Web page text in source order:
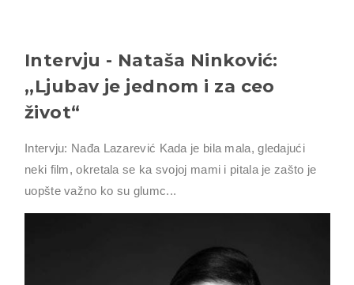
Intervju - Nataša Ninković:
,,Ljubav je jednom i za ceo
život“
Intervju: Nađa Lazarević Kada je bila mala, gledajući
neki film, okretala se ka svojoj mami i pitala je zašto je
uopšte važno ko su glumc...